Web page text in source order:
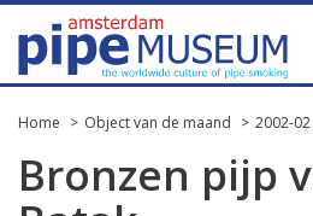
Home Object van de maand 2002-02
Bronzen pijp